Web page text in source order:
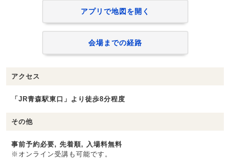
アプリで地図を開く
会場までの経路
アクセス
「JR青森駅東口」より徒歩8分程度
その他
事前予約必要, 先着順, 入場料無料
※オンライン受講も可能です。